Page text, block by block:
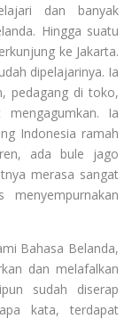
dan banyak
Hingga suatu
ke Jakarta.
dipelajarinya. Ia
pedagang di toko,
mengagumkan. Ia
Indonesia ramah
ada bule jago
merasa sangat
Bahasa Belanda,
dan melafalkan
sudah diserap
kata, terdapat